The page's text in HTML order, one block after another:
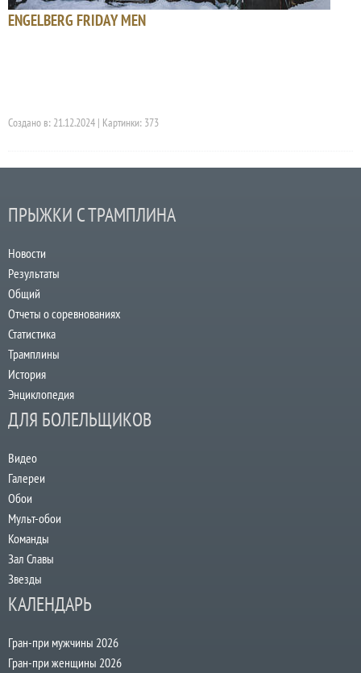
ENGELBERG FRIDAY MEN
Создано в: 21.12.2024 | Картинки: 373
ПРЫЖКИ С ТРАМПЛИНА
Новости
Результаты
Общий
Отчеты о соревнованиях
Статистика
Трамплины
История
Энциклопедия
ДЛЯ БОЛЕЛЬЩИКОВ
Видео
Галереи
Обои
Мульт-обои
Команды
Зал Славы
Звезды
КАЛЕНДАРЬ
Гран-при мужчины 2026
Гран-при женщины 2026